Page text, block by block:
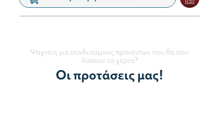
Ψάχνεις για συνδιασμούς προιόντων που θα σου
λύσουν τα χέρια?
Οι προτάσεις μας!